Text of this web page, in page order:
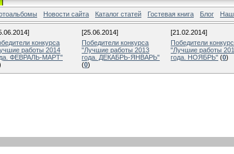
Новости сайта Каталог статей Гостевая книга Блог Наш
конкурса
работы 2014
ФЕВРАЛЬ-МАРТ"
[25.06.2014]
Победители конкурса
"Лучшие работы 2013
года. ДЕКАБРЬ-ЯНВАРЬ"
(0)
[21.02.2014]
Победители
"Лучшие работы
года. НОЯБРЬ" (0)